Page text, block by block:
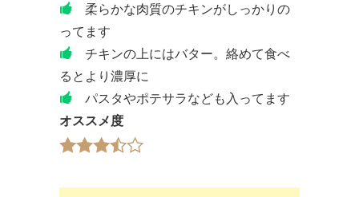
柔らかな肉質のチキンがしっかりの
ってます
チキンの上にはバター。絡めて食べ
るとより濃厚に
パスタやポテサラなども入ってます
オススメ度